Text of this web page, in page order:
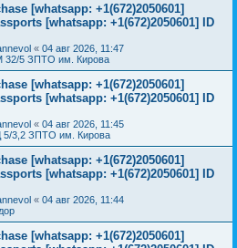
[whatsapp: +1(672)2050601]
[whatsapp: +1(672)2050601] ID
« 04 авг 2026, 11:47
32/5 ЗПТО им. Кирова
[whatsapp: +1(672)2050601]
[whatsapp: +1(672)2050601] ID
« 04 авг 2026, 11:45
5/3,2 ЗПТО им. Кирова
[whatsapp: +1(672)2050601]
[whatsapp: +1(672)2050601] ID
« 04 авг 2026, 11:44
[whatsapp: +1(672)2050601]